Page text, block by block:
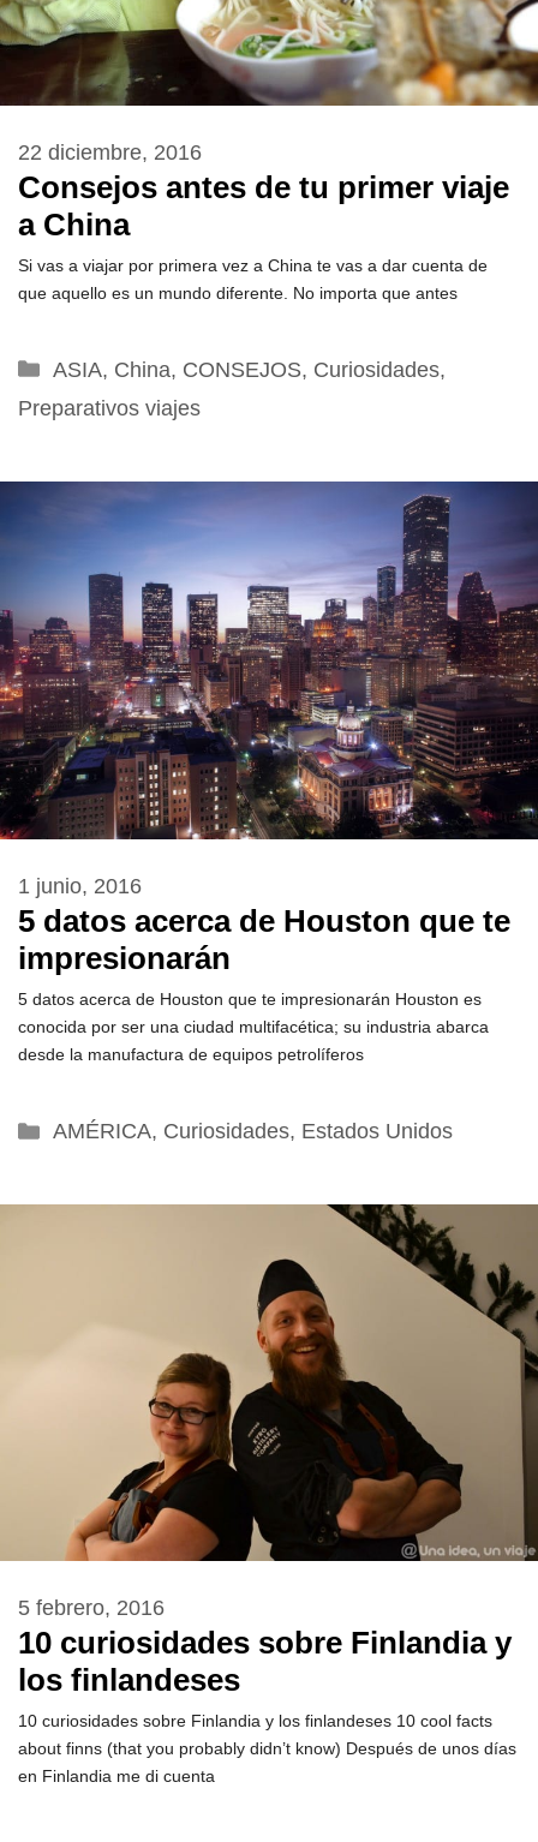
Consejos antes de tu primer viaje
a China
22 diciembre, 2016
Si vas a viajar por primera vez a China te vas a dar cuenta de
que aquello es un mundo diferente. No importa que antes
Categorías
ASIA, China, CONSEJOS, Curiosidades,
Preparativos viajes
5 datos acerca de Houston que te
impresionarán
1 junio, 2016
5 datos acerca de Houston que te impresionarán Houston es
conocida por ser una ciudad multifacética; su industria abarca
desde la manufactura de equipos petrolíferos
Categorías
AMÉRICA, Curiosidades, Estados Unidos
10 curiosidades sobre Finlandia y
los finlandeses
5 febrero, 2016
10 curiosidades sobre Finlandia y los finlandeses 10 cool facts
about finns (that you probably didn’t know) Después de unos días
en Finlandia me di cuenta